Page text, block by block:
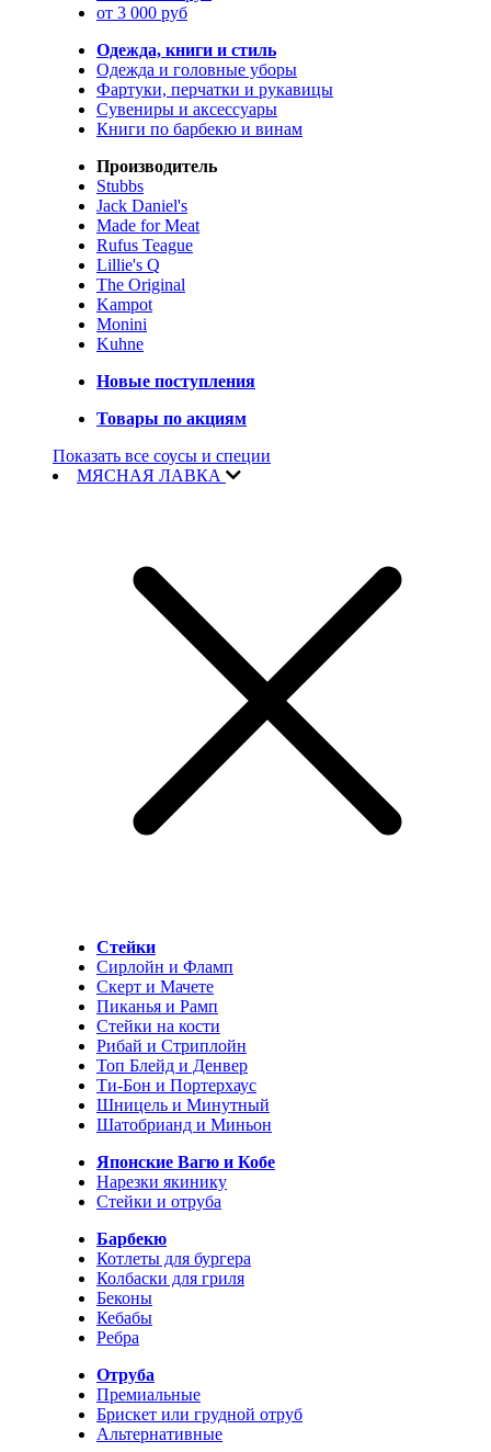
от 3 000 руб
Одежда, книги и стиль
Одежда и головные уборы
Фартуки, перчатки и рукавицы
Сувениры и аксессуары
Книги по барбекю и винам
Производитель
Stubbs
Jack Daniel's
Made for Meat
Rufus Teague
Lillie's Q
The Original
Kampot
Monini
Kuhne
Новые поступления
Товары по акциям
Показать все соусы и специи
МЯСНАЯ ЛАВКА
Стейки
Сирлойн и Фламп
Скерт и Мачете
Пиканья и Рамп
Стейки на кости
Рибай и Стриплойн
Топ Блейд и Денвер
Ти-Бон и Портерхаус
Шницель и Минутный
Шатобрианд и Миньон
Японские Вагю и Кобе
Нарезки якинику
Стейки и отруба
Барбекю
Котлеты для бургера
Колбаски для гриля
Беконы
Кебабы
Ребра
Отруба
Премиальные
Брискет или грудной отруб
Альтернативные